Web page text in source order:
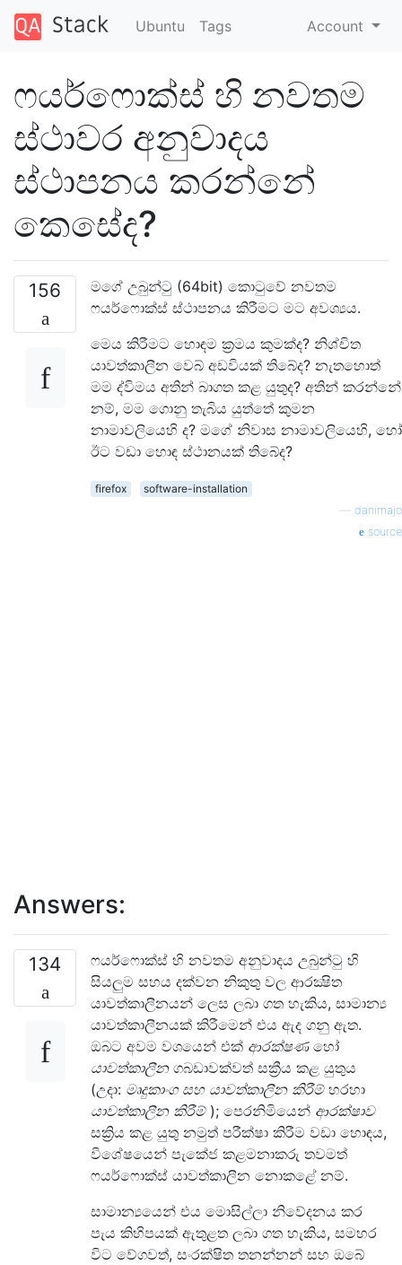
Ubuntu Tags Account
ෆයර්ෆොක්ස් හි නවතම
ස්ථාවර අනුවාදය
ස්ථාපනය කරන්නේ
කෙසේද?
156
මගේ උබුන්ටු (64bit) කොටුවේ නවතම
ෆයර්ෆොක්ස් ස්ථාපනය කිරීමට මට අවශ්‍යය.
මෙය කිරීමට හොඳම ක්‍රමය කුමක්ද? නිශ්චිත
යාවත්කාලීන වෙබ් අඩවියක් තිබේද? නැතහොත්
මම ද්විමය අතින් බාගත කළ යුතුද? අතින් කරන්නේ
නම්, මම ගොනු තැබිය යුත්තේ කුමන
නාමාවලියෙහි ද? මගේ නිවාස නාමාවලියෙහි, හෝ
ඊට වඩා හොඳ ස්ථානයක් තිබේද?
firefox
software-installation
danimajo
source
Answers:
134
ෆයර්ෆොක්ස් හි නවතම අනුවාදය උබුන්ටු හි
සියලුම සහය දක්වන නිකුතු වල ආරක්‍ෂිත
යාවත්කාලීනයන් ලෙස ලබා ගත හැකිය, සාමාන්‍ය
යාවත්කාලීනයක් කිරීමෙන් එය ඇද ගනු ඇත.
ඔබට අවම වශයෙන් එක් ආරක්ෂණහෝ
යාවත්කාලීනගබඩාවක්වත් සක්‍රීය කළ යුතුය
(උදා: මෘදුකාංග සහ යාවත්කාලීන කිරීම්හරහා
යාවත්කාලීන කිරීම්); පෙරනිමියෙන් ආරක්ෂාව
සක්‍රිය කළ යුතු නමුත් පරීක්ෂා කිරීම වඩා හොඳය,
විශේෂයෙන් පැකේජ කළමනාකරු තවමත්
ෆයර්ෆොක්ස් යාවත්කාලීන නොකළේ නම්.
සාමාන්‍යයෙන් එය මොසිල්ලා නිවේදනය කර
පැය කිහිපයක් ඇතුළත ලබා ගත හැකිය, සමහර
විට වේගවත්, සංරක්ෂිත තනන්නන් සහ ඔබේ